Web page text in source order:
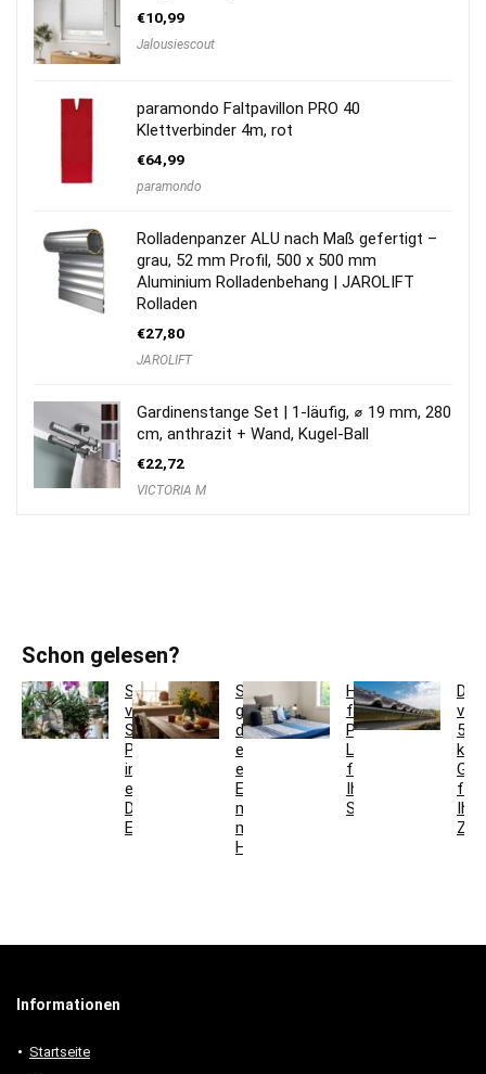
€10,99
Jalousiescout
paramondo Faltpavillon PRO 40
Klettverbinder 4m, rot
€64,99
paramondo
Rolladenpanzer ALU nach Maß gefertigt –
grau, 52 mm Profil, 500 x 500 mm
Aluminium Rolladenbehang | JAROLIFT
Rolladen
€27,80
JAROLIFT
Gardinenstange Set | 1-läufig, ⌀ 19 mm, 280
cm, anthrazit + Wand, Kugel-Ball
€22,72
VICTORIA M
Schon gelesen?
So
verwandeln
Sie
Pflanzgefäße
in
einzigartige
Deko-
Elemente
So
gestaltest
du
ein
einladendes
Esszimmer
mit
modernen
Holzmöbeln
Hotelbettwäsche
für
Privatkunden:
Luxus
für
Ihr
Schlafzimmer
5
für
Ihr
Informationen
Startseite